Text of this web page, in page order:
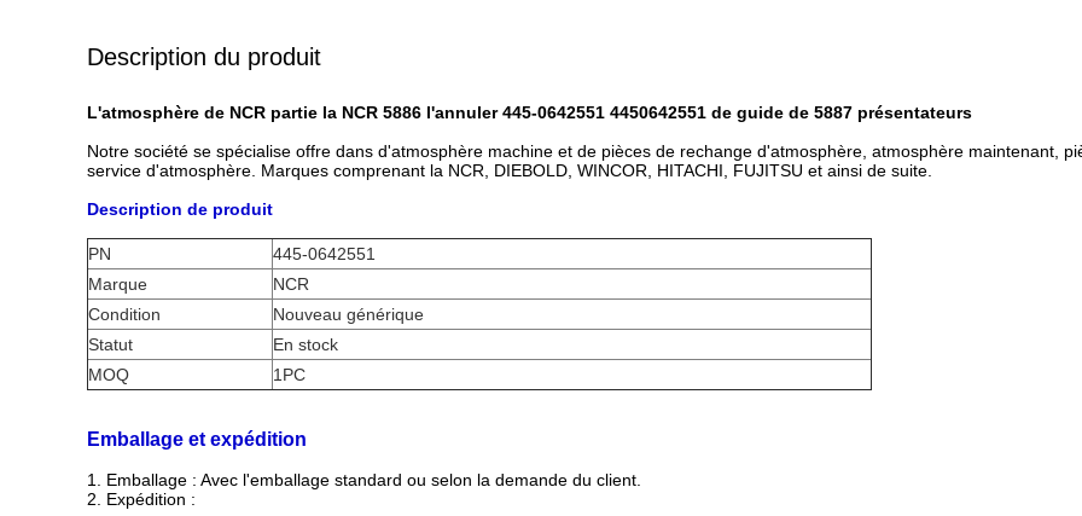
Description du produit
L'atmosphère de NCR partie la NCR 5886 l'annuler 445-0642551 4450642551 de guide de 5887 présentateurs
Notre société se spécialise offre dans d'atmosphère machine et de pièces de rechange d'atmosphère, atmosphère maintenant,
service d'atmosphère. Marques comprenant la NCR, DIEBOLD, WINCOR, HITACHI, FUJITSU et ainsi de suite.
Description de produit
PN
445-0642551
Marque
NCR
Condition
Nouveau générique
Statut
En stock
MOQ
1PC
Emballage et expédition
1. Emballage : Avec l'emballage standard ou selon la demande du client.
2. Expédition :